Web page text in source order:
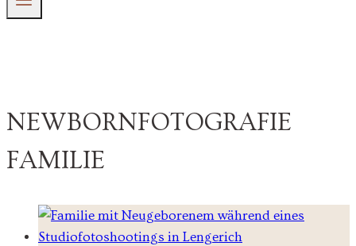
NEWBORNFOTOGRAFIE
FAMILIE